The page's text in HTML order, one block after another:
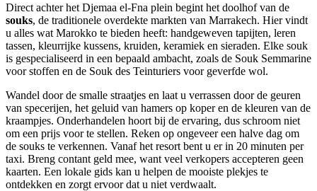
Direct achter het Djemaa el-Fna plein begint het doolhof van de
souks, de traditionele overdekte markten van Marrakech. Hier vindt
u alles wat Marokko te bieden heeft: handgeweven tapijten, leren
tassen, kleurrijke kussens, kruiden, keramiek en sieraden. Elke souk
is gespecialiseerd in een bepaald ambacht, zoals de Souk Semmarine
voor stoffen en de Souk des Teinturiers voor geverfde wol.
Wandel door de smalle straatjes en laat u verrassen door de geuren
van specerijen, het geluid van hamers op koper en de kleuren van de
kraampjes. Onderhandelen hoort bij de ervaring, dus schroom niet
om een prijs voor te stellen. Reken op ongeveer een halve dag om
de souks te verkennen. Vanaf het resort bent u er in 20 minuten per
taxi. Breng contant geld mee, want veel verkopers accepteren geen
kaarten. Een lokale gids kan u helpen de mooiste plekjes te
ontdekken en zorgt ervoor dat u niet verdwaalt.